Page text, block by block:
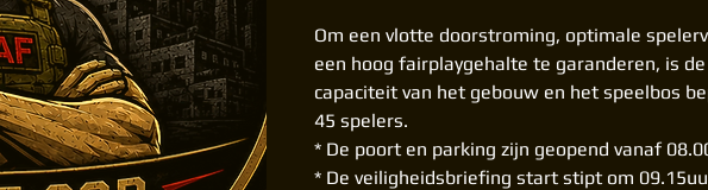
Om een vlotte doorstroming, optimale
een hoog fairplaygehalte te garanderen, is
capaciteit van het gebouw en het speelbos
45 spelers.
* De poort en parking zijn geopend vanaf
* De veiligheidsbriefing start stipt om